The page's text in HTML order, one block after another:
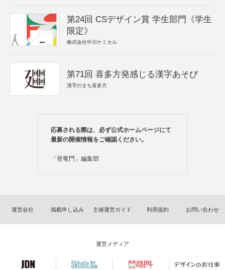
第24回 CSデザイン賞 学生部門《学生
限定》
株式会社中川ケミカル
第71回 喜多方発感じる漢字あそび
漢字のまち喜多方
応募される際は、必ず公式ホームページにて
最新の開催情報をご確認ください。
「登竜門」編集部
運営会社 掲載申し込み 主催運営ガイド 利用規約 お問い合わせ
運営メディア